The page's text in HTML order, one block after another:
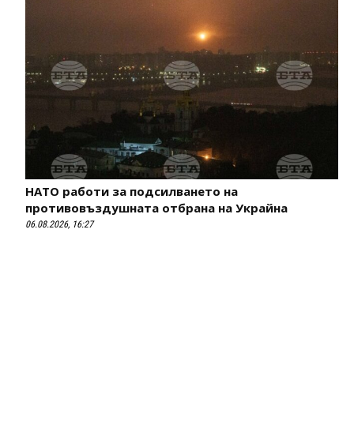
НАТО работи за подсилването на
противовъздушната отбрана на Украйна
06.08.2026, 16:27